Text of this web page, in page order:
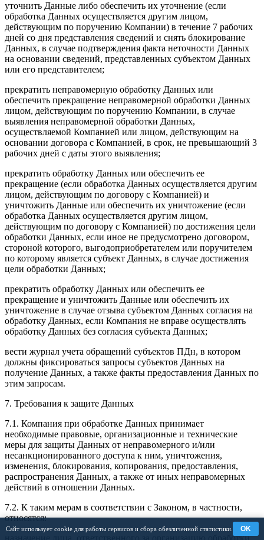
Сайт использует cookie для работы сервисов и сбора обезличенной статистики. OK
уточнить Данные либо обеспечить их уточнение (если
обработка Данных осуществляется другим лицом,
действующим по поручению Компании) в течение 7 рабочих
дней со дня представления сведений и снять блокирование
Данных, в случае подтверждения факта неточности Данных
на основании сведений, представленных субъектом Данных
или его представителем;
прекратить неправомерную обработку Данных или
обеспечить прекращение неправомерной обработки Данных
лицом, действующим по поручению Компании, в случае
выявления неправомерной обработки Данных,
осуществляемой Компанией или лицом, действующим на
основании договора с Компанией, в срок, не превышающий 3
рабочих дней с даты этого выявления;
прекратить обработку Данных или обеспечить ее
прекращение (если обработка Данных осуществляется другим
лицом, действующим по договору с Компанией) и
уничтожить Данные или обеспечить их уничтожение (если
обработка Данных осуществляется другим лицом,
действующим по договору с Компанией) по достижения цели
обработки Данных, если иное не предусмотрено договором,
стороной которого, выгодоприобретателем или поручителем
по которому является субъект Данных, в случае достижения
цели обработки Данных;
прекратить обработку Данных или обеспечить ее
прекращение и уничтожить Данные или обеспечить их
уничтожение в случае отзыва субъектом Данных согласия на
обработку Данных, если Компания не вправе осуществлять
обработку Данных без согласия субъекта Данных;
вести журнал учета обращений субъектов ПДн, в котором
должны фиксироваться запросы субъектов Данных на
получение Данных, а также факты предоставления Данных по
этим запросам.
7. Требования к защите Данных
7.1. Компания при обработке Данных принимает
необходимые правовые, организационные и технические
меры для защиты Данных от неправомерного и/или
несанкционированного доступа к ним, уничтожения,
изменения, блокирования, копирования, предоставления,
распространения Данных, а также от иных неправомерных
действий в отношении Данных.
7.2. К таким мерам в соответствии с Законом, в частности,
относятся:
назначение лица, ответственного за организацию обработки